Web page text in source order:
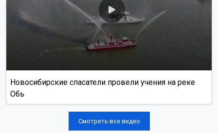
Новосибирские спасатели провели учения на реке
Обь
Смотреть все видео